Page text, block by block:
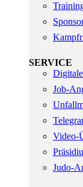
SERVICE
Job-
Video-
Judo-